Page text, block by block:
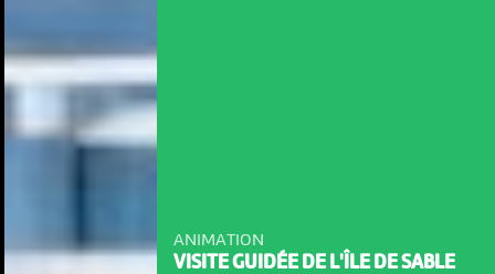
ANIMATION
VISITE GUIDÉE DE L'ÎLE DE SABLE